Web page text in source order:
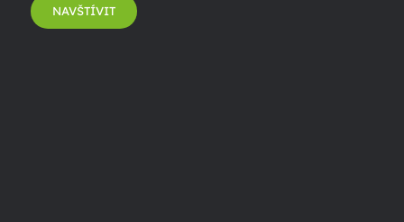
NAVŠTÍVIT